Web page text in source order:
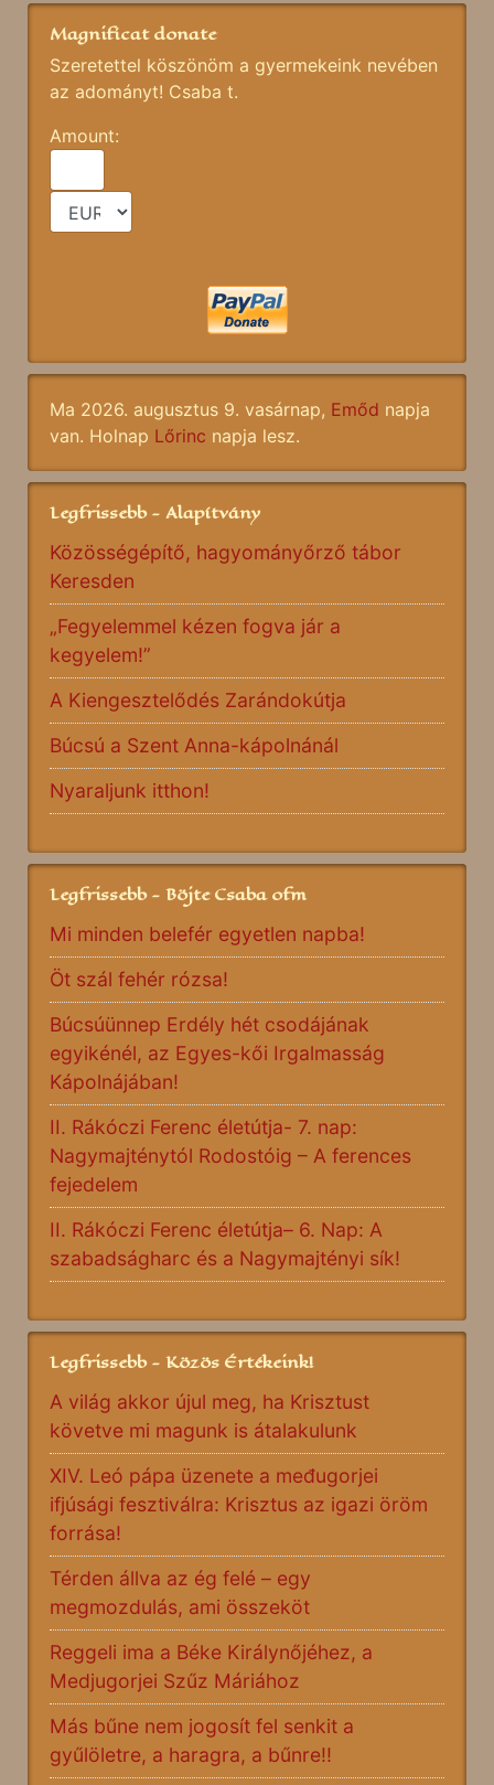
Magnificat donate
Szeretettel köszönöm a gyermekeink nevében
az adományt! Csaba t.
Amount:
Ma 2026. augusztus 9. vasárnap, Emőd napja
van. Holnap Lőrinc napja lesz.
Legfrissebb - Alapítvány
Közösségépítő, hagyományőrző tábor
Keresden
„Fegyelemmel kézen fogva jár a
kegyelem!”
A Kiengesztelődés Zarándokútja
Búcsú a Szent Anna-kápolnánál
Nyaraljunk itthon!
Legfrissebb - Böjte Csaba ofm
Mi minden belefér egyetlen napba!
Öt szál fehér rózsa!
Búcsúünnep Erdély hét csodájának
egyikénél, az Egyes-kői Irgalmasság
Kápolnájában!
II. Rákóczi Ferenc életútja- 7. nap:
Nagymajténytól Rodostóig – A ferences
fejedelem
II. Rákóczi Ferenc életútja– 6. Nap: A
szabadságharc és a Nagymajtényi sík!
Legfrissebb - Közös Értékeink!
A világ akkor újul meg, ha Krisztust
követve mi magunk is átalakulunk
XIV. Leó pápa üzenete a međugorjei
ifjúsági fesztiválra: Krisztus az igazi öröm
forrása!
Térden állva az ég felé – egy
megmozdulás, ami összeköt
Reggeli ima a Béke Királynőjéhez, a
Medjugorjei Szűz Máriához
Más bűne nem jogosít fel senkit a
gyűlöletre, a haragra, a bűnre!!